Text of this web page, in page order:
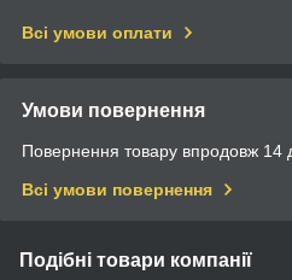
Всі умови оплати
Умови повернення
Повернення товару впродовж 14
Всі умови повернення
Подібні товари компанії